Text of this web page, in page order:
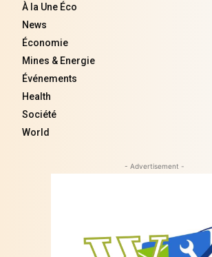
À la Une Éco
News
Économie
Mines & Energie
Événements
Health
Société
World
- Advertisement -